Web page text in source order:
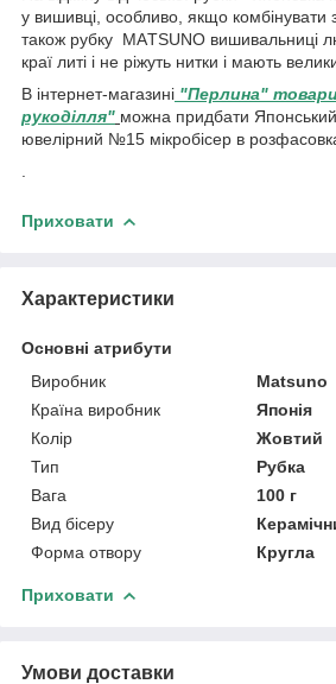
у вишивці, особливо, якщо комбінувати
також рубку MAТSUNO вишивальниці
краї литі і не ріжуть нитки і мають
В інтернет-магазині "Перлина"
рукоділля" можна придбати Японський
ювелірний №15 мікробісер в
Приховати
Характеристики
Основні атрибути
Виробник
Matsuno
Країна виробник
Японія
Колір
Жовтий
Тип
Рубка
Вага
100 г
Вид бісеру
Форма отвору
Кругла
Приховати
Умови доставки